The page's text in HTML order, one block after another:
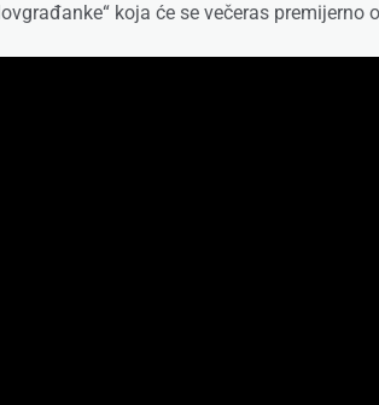
koja će se večeras